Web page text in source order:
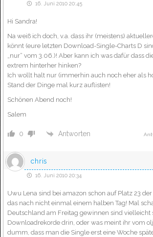
16. Juni 2010 20:45
Hi Sandra!
Na weiß ich doch, v.a. dass ihr (meistens)
könnt (eure letzten Download-Single-Charts D
„nur“ vom 3.06.)! Aber kann ich was dafür dass
extrem hinterher hinken?
Ich wollt halt nur (immerhin auch noch eher als
Stand der Dinge mal kurz auflisten!
Schönen Abend noch!
Salem
0 Antworten
chris
16. Juni 2010 20:34
Uwu Lena sind bei amazon schon auf Platz 23
das nach nicht einmal einem halben Tag! Mal
Deutschland am Freitag gewinnen sind vielleicht
Downloadrekorde drin, oder was meint ihr vom
dumm, dass man die Single erst eine Woche